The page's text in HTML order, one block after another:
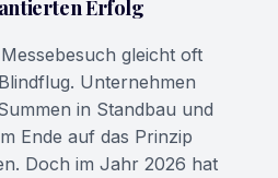
Erfolg
gleicht oft
Unternehmen
in Standbau und
Ende auf das Prinzip
Doch im Jahr 2026 hat